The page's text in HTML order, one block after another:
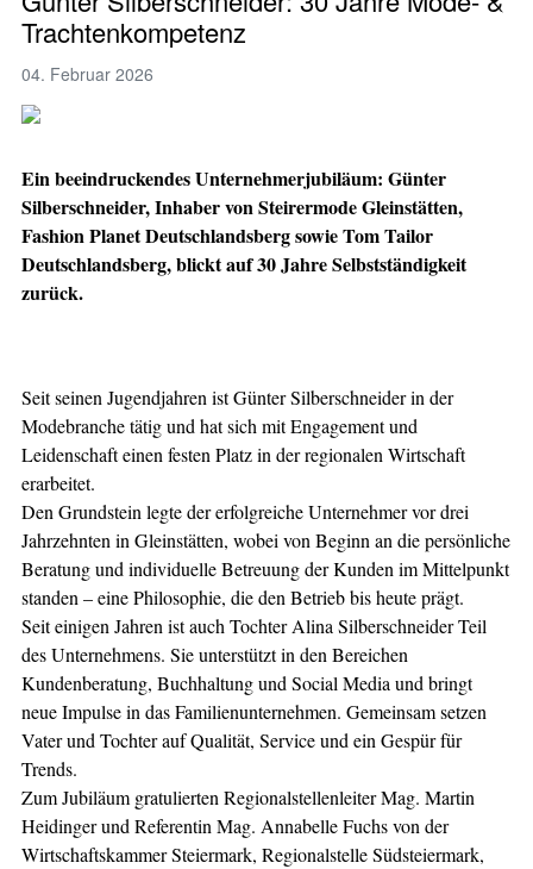
Trachtenkompetenz
04. Februar 2026
Ein beeindruckendes Unternehmerjubiläum: Günter
Silberschneider, Inhaber von Steirermode Gleinstätten,
Fashion Planet Deutschlandsberg sowie Tom Tailor
Deutschlandsberg, blickt auf 30 Jahre Selbstständigkeit
zurück.
Seit seinen Jugendjahren ist Günter Silberschneider in der
Modebranche tätig und hat sich mit Engagement und
Leidenschaft einen festen Platz in der regionalen Wirtschaft
erarbeitet.
Den Grundstein legte der erfolgreiche Unternehmer vor drei
Jahrzehnten in Gleinstätten, wobei von Beginn an die persönliche
Beratung und individuelle Betreuung der Kunden im Mittelpunkt
standen – eine Philosophie, die den Betrieb bis heute prägt.
Seit einigen Jahren ist auch Tochter Alina Silberschneider Teil
des Unternehmens. Sie unterstützt in den Bereichen
Kundenberatung, Buchhaltung und Social Media und bringt
neue Impulse in das Familienunternehmen. Gemeinsam setzen
Vater und Tochter auf Qualität, Service und ein Gespür für
Trends.
Zum Jubiläum gratulierten Regionalstellenleiter Mag. Martin
Heidinger und Referentin Mag. Annabelle Fuchs von der
Wirtschaftskammer Steiermark, Regionalstelle Südsteiermark,